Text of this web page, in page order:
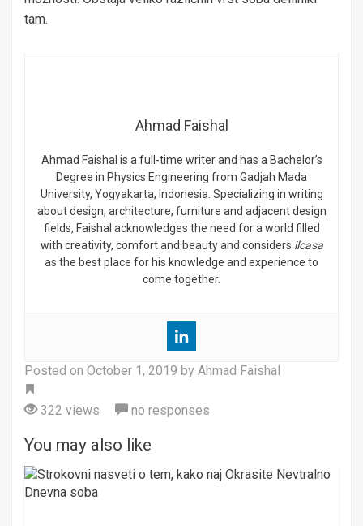
tam.
Ahmad Faishal
Ahmad Faishal is a full-time writer and has a Bachelor’s
Degree in Physics Engineering from Gadjah Mada
University, Yogyakarta, Indonesia. Specializing in writing
about design, architecture, furniture and adjacent design
fields, Faishal acknowledges the need for a world filled
with creativity, comfort and beauty and considers ilcasa
as the best place for his knowledge and experience to
come together.
Posted on October 1, 2019 by Ahmad Faishal
322 views
no responses
You may also like